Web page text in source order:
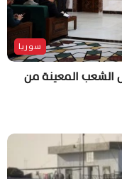
سوريا
الشعب المعينة من